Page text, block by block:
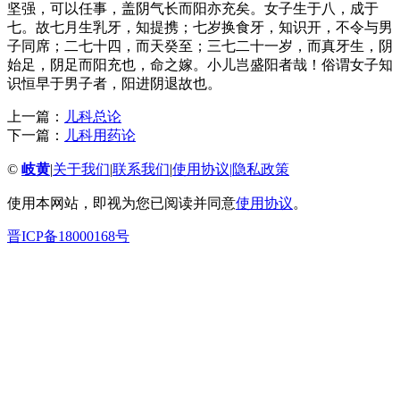
坚强，可以任事，盖阴气长而阳亦充矣。女子生于八，成于
七。故七月生乳牙，知提携；七岁换食牙，知识开，不令与男
子同席；二七十四，而天癸至；三七二十一岁，而真牙生，阴
始足，阴足而阳充也，命之嫁。小儿岂盛阳者哉！俗谓女子知
识恒早于男子者，阳进阴退故也。
上一篇：
儿科总论
下一篇：
儿科用药论
© 岐黄|关于我们|联系我们|使用协议|隐私政策
使用本网站，即视为您已阅读并同意使用协议。
晋ICP备18000168号